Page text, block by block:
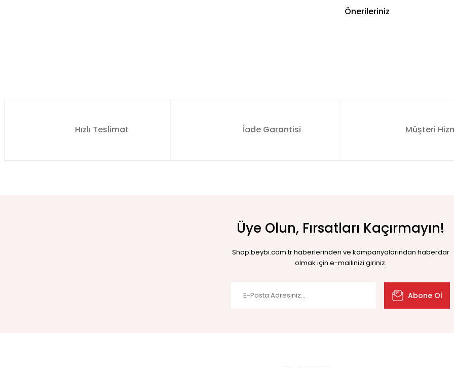
Önerileriniz
Hızlı Teslimat İade Garantisi Müşteri
Üye Olun, Fırsatları Kaçırmayın!
Shop.beybi.com.tr haberlerinden ve kampanyalarından haberdar
olmak için e-mailinizi giriniz.
Abone Ol